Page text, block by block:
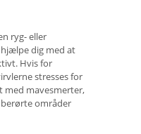
ryg- eller
hjælpe dig med at
Hvis for
stresses for
med mavesmerter,
områder